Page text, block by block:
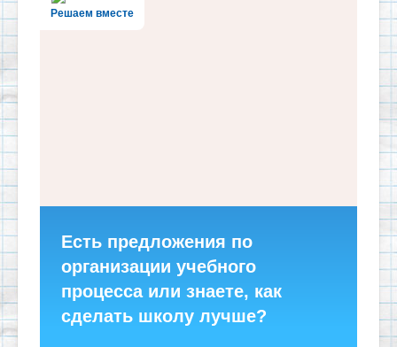
Решаем вместе
Есть предложения по
организации учебного
процесса или знаете, как
сделать школу лучше?